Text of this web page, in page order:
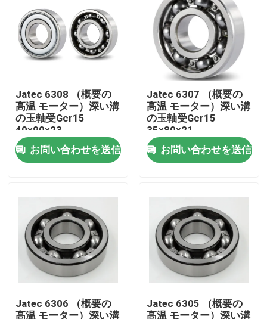
製品
動画
私たちに関しては
工場見学
品質管理
お問い合わせ
ニュース
ケース
産業軸受
Jatec 6308 （概要の
高温 モーター）深い溝
の玉軸受Gcr15
40×90×23
お問い合わせを送信
Jatec 6307 （概要の
高温 モーター）深い溝
の玉軸受Gcr15
35×80×21
お問い合わせを送信
Jatec 6306 （概要の
高温 モーター）深い溝
Jatec 6305 （概要の
高温 モーター）深い溝